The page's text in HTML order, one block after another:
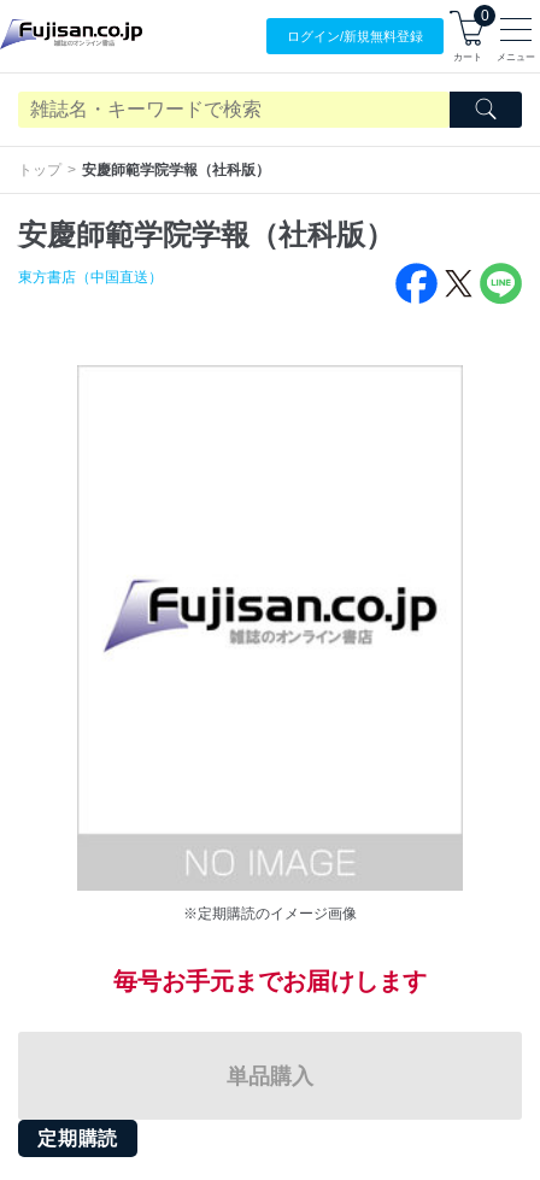
ログイン/新規無料登録
0
カート メニュー
トップ 安慶師範学院学報（社科版）
安慶師範学院学報（社科版）
東方書店（中国直送）
※定期購読のイメージ画像
毎号お手元までお届けします
単品購入
定期購読